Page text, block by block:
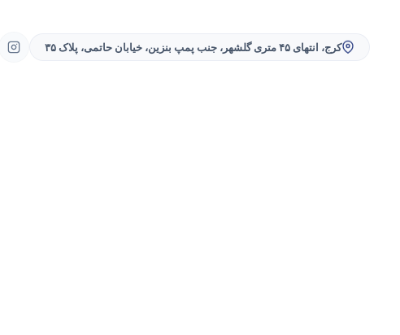
کرج، انتهای ۴۵ متری گلشهر، جنب پمپ بنزین، خیابان حاتمی، پلاک ۳۵